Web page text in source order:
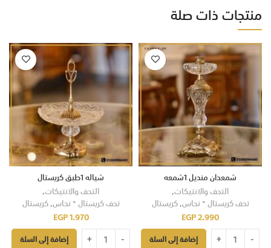
منتجات ذات صلة
شمعدان منديل 1شمعه
التحف والانتيكات,
تحف كريستال * نحاس,كريستال
EGP2.990
إضافة إلى السلة
شياله 1طبق كريستال
التحف والانتيكات,
تحف كريستال * نحاس,كريستال
EGP1.970
إضافة إلى السلة